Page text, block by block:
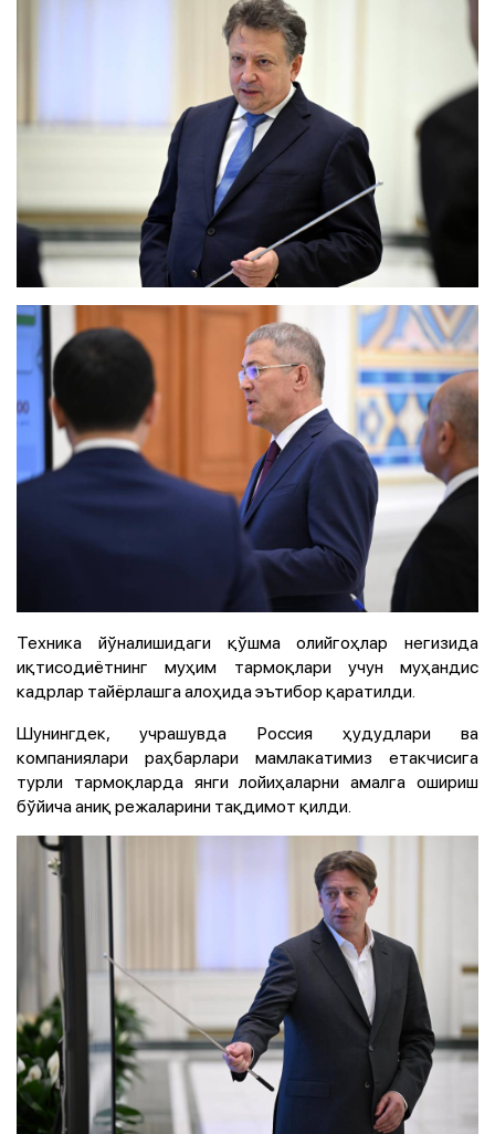
Техника йўналишидаги қўшма олийгоҳлар негизида
иқтисодиётнинг муҳим тармоқлари учун муҳандис
кадрлар тайёрлашга алоҳида эътибор қаратилди.
Шунингдек, учрашувда Россия ҳудудлари ва
компаниялари раҳбарлари мамлакатимиз етакчисига
турли тармоқларда янги лойиҳаларни амалга ошириш
бўйича аниқ режаларини тақдимот қилди.